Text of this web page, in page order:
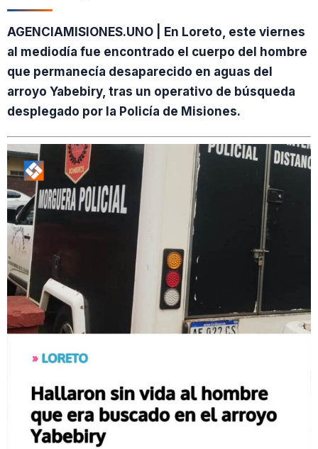
AGENCIAMISIONES.UNO | En Loreto, este viernes
al mediodía fue encontrado el cuerpo del hombre
que permanecía desaparecido en aguas del
arroyo Yabebiry, tras un operativo de búsqueda
desplegado por la Policía de Misiones.